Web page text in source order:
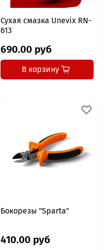
Сухая смазка Unevix RN-
613
690.00 руб
В корзину
Бокорезы "Sparta"
410.00 руб